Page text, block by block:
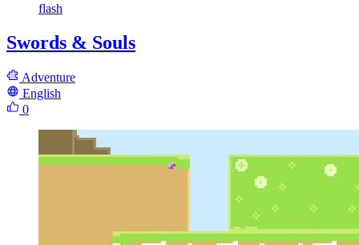
flash
Swords & Souls
Adventure
English
0